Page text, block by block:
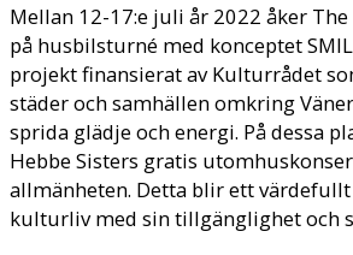
Mellan 12-17:e juli år 2022 åker
på husbilsturné med konceptet
projekt finansierat av Kulturrådet
städer och samhällen omkring
sprida glädje och energi. På dessa
Hebbe Sisters gratis
allmänheten. Detta blir ett
kulturliv med sin tillgänglighet och